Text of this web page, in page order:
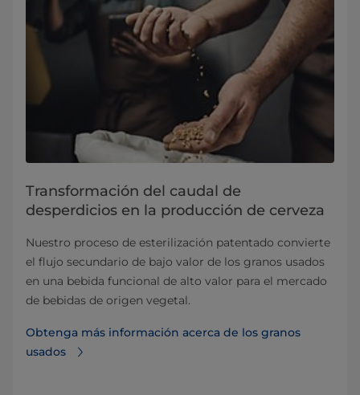
Transformación del caudal de
desperdicios en la producción de cerveza
Nuestro proceso de esterilización patentado convierte
el flujo secundario de bajo valor de los granos usados
en una bebida funcional de alto valor para el mercado
de bebidas de origen vegetal.
Obtenga más información acerca de los granos
usados